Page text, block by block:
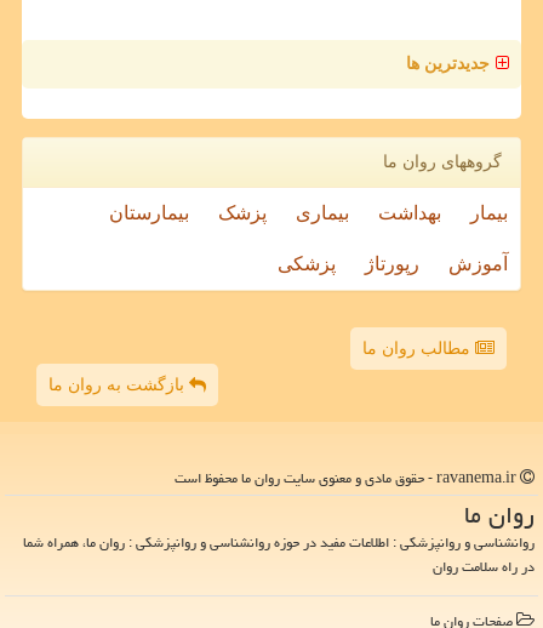
جدیدترین ها
گروههای روان ما
بیمار بهداشت بیماری پزشک بیمارستان
آموزش رپورتاژ پزشکی
مطالب روان ما
بازگشت به روان ما
روان ما
روانشناسی و روانپزشکی : اطلاعات مفید در حوزه روانشناسی و روانپزشکی : روان ما، همراه شما
در راه سلامت روان
صفحات روان ما